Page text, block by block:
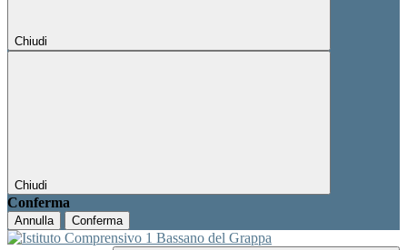
Chiudi
Chiudi
Conferma
Annulla Conferma